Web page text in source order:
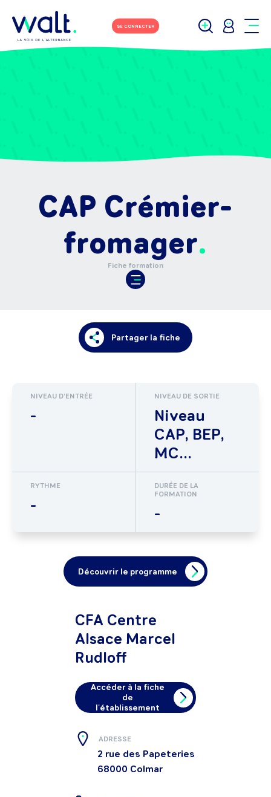
SE CONNECTER
CAP Crémier-
fromager
Fiche formation
Partager la fiche
NIVEAU D'ENTRÉE
-
NIVEAU DE SORTIE
Niveau
CAP, BEP,
MC...
RYTHME
-
DURÉE DE LA
FORMATION
-
Découvrir le programme
CFA Centre
Alsace Marcel
Rudloff
Accéder à la fiche
de
l'établissement
ADRESSE
2 rue des Papeteries
68000 Colmar